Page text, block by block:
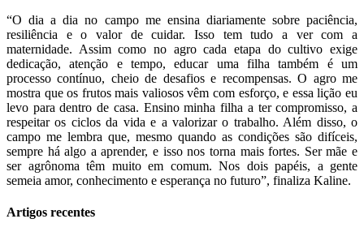
“O dia a dia no campo me ensina diariamente sobre paciência,
resiliência e o valor de cuidar. Isso tem tudo a ver com a
maternidade. Assim como no agro cada etapa do cultivo exige
dedicação, atenção e tempo, educar uma filha também é um
processo contínuo, cheio de desafios e recompensas. O agro me
mostra que os frutos mais valiosos vêm com esforço, e essa lição eu
levo para dentro de casa. Ensino minha filha a ter compromisso, a
respeitar os ciclos da vida e a valorizar o trabalho. Além disso, o
campo me lembra que, mesmo quando as condições são difíceis,
sempre há algo a aprender, e isso nos torna mais fortes. Ser mãe e
ser agrônoma têm muito em comum. Nos dois papéis, a gente
semeia amor, conhecimento e esperança no futuro”, finaliza Kaline.
Artigos recentes